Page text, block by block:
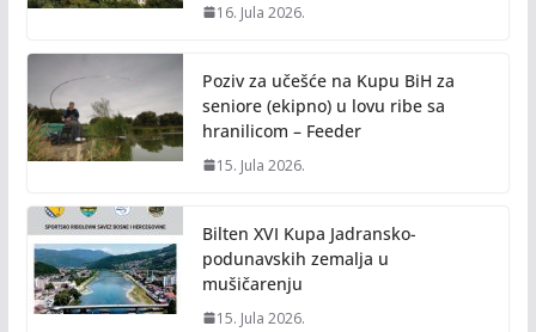
16. Jula 2026.
Poziv za učešće na Kupu BiH za
seniore (ekipno) u lovu ribe sa
hranilicom – Feeder
15. Jula 2026.
Bilten XVI Kupa Jadransko-
podunavskih zemalja u
mušičarenju
15. Jula 2026.